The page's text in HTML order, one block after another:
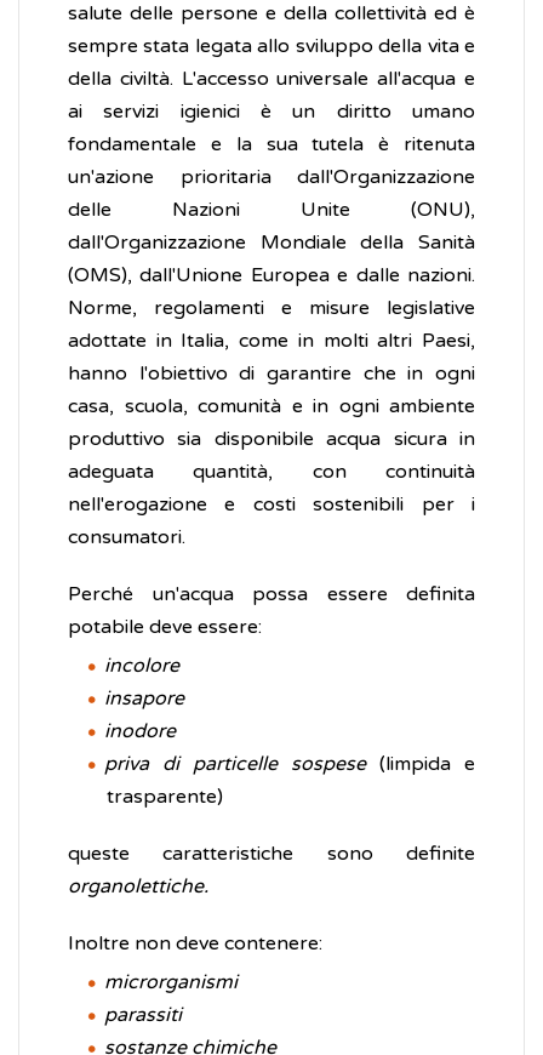
salute delle persone e della collettività ed è
sempre stata legata allo sviluppo della vita e
della civiltà. L'accesso universale all'acqua e
ai servizi igienici è un diritto umano
fondamentale e la sua tutela è ritenuta
un'azione prioritaria dall'Organizzazione
delle Nazioni Unite (ONU),
dall'Organizzazione Mondiale della Sanità
(OMS), dall'Unione Europea e dalle nazioni.
Norme, regolamenti e misure legislative
adottate in Italia, come in molti altri Paesi,
hanno l'obiettivo di garantire che in ogni
casa, scuola, comunità e in ogni ambiente
produttivo sia disponibile acqua sicura in
adeguata quantità, con continuità
nell'erogazione e costi sostenibili per i
consumatori.
Perché un'acqua possa essere definita
potabile deve essere:
incolore
insapore
inodore
priva di particelle sospese(limpida e
trasparente)
queste caratteristiche sono definite
organolettiche.
Inoltre non deve contenere:
microrganismi
parassiti
sostanze chimiche